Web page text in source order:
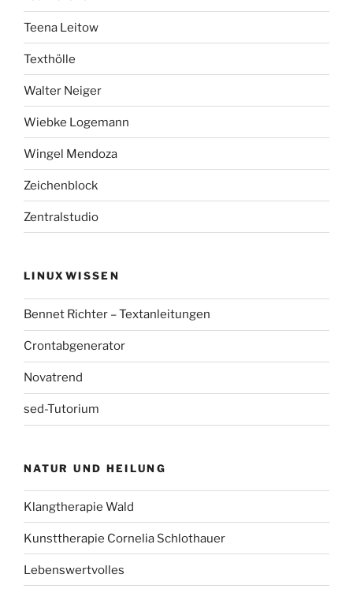
Teena Leitow
Texthölle
Walter Neiger
Wiebke Logemann
Wingel Mendoza
Zeichenblock
Zentralstudio
LINUXWISSEN
Bennet Richter – Textanleitungen
Crontabgenerator
Novatrend
sed-Tutorium
NATUR UND HEILUNG
Klangtherapie Wald
Kunsttherapie Cornelia Schlothauer
Lebenswertvolles